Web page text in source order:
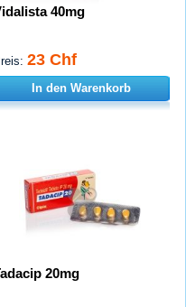
40mg
23 Chf
In den Warenkorb
20mg